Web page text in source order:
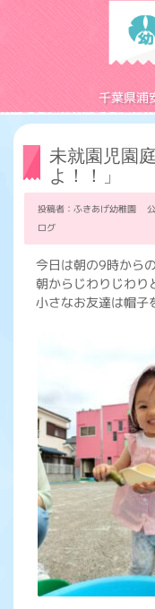
千葉県
未就園児園
よ！！」
投稿者：ふきあげ幼稚園
ログ
今日は朝の9時から
朝からじわりじわり
小さなお友達は帽子